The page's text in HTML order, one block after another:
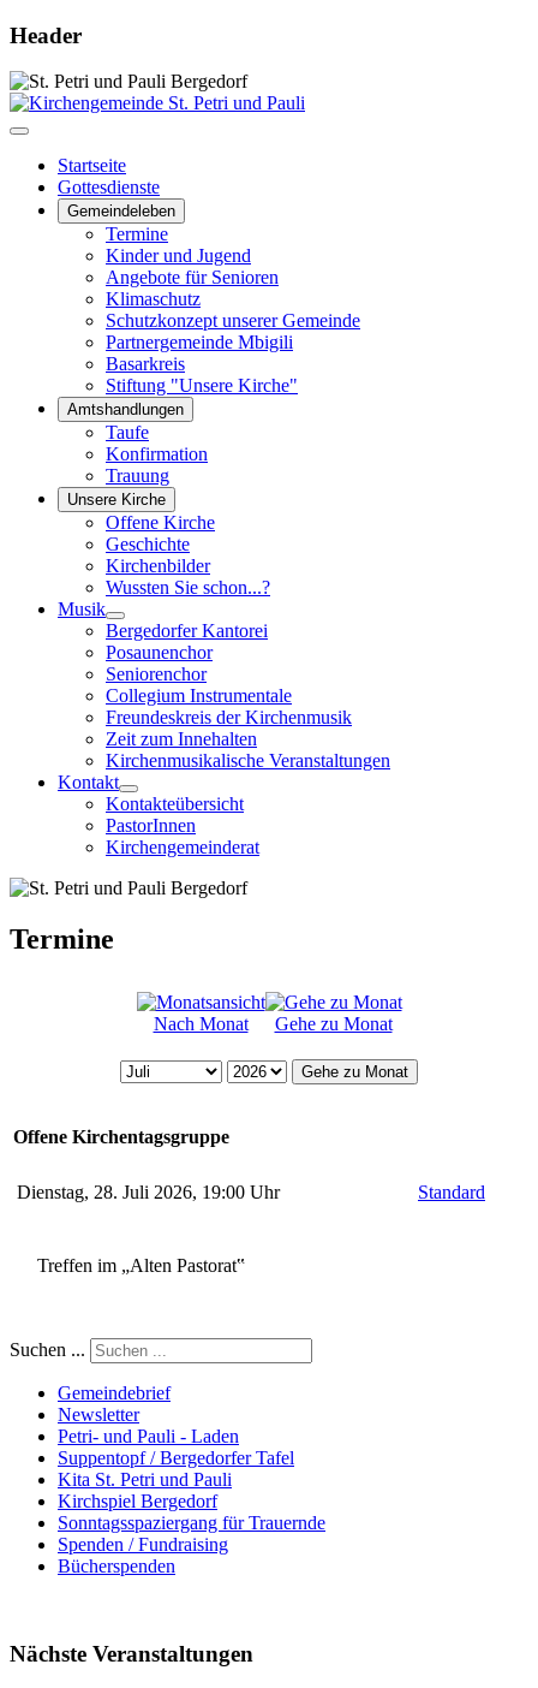
Header
Startseite
Gottesdienste
Gemeindeleben
Termine
Kinder und Jugend
Angebote für Senioren
Klimaschutz
Schutzkonzept unserer Gemeinde
Partnergemeinde Mbigili
Basarkreis
Stiftung "Unsere Kirche"
Amtshandlungen
Taufe
Konfirmation
Trauung
Unsere Kirche
Offene Kirche
Geschichte
Kirchenbilder
Wussten Sie schon...?
Musik
Bergedorfer Kantorei
Posaunenchor
Seniorenchor
Collegium Instrumentale
Freundeskreis der Kirchenmusik
Zeit zum Innehalten
Kirchenmusikalische Veranstaltungen
Kontakt
Kontakteübersicht
PastorInnen
Kirchengemeinderat
Termine
Nach Monat Gehe zu Monat
Gehe zu Monat
Offene Kirchentagsgruppe
Dienstag, 28. Juli 2026, 19:00 Uhr Standard
Treffen im „Alten Pastorat‟
Suchen ...
Gemeindebrief
Newsletter
Petri- und Pauli - Laden
Suppentopf / Bergedorfer Tafel
Kita St. Petri und Pauli
Kirchspiel Bergedorf
Sonntagsspaziergang für Trauernde
Spenden / Fundraising
Bücherspenden
Nächste Veranstaltungen